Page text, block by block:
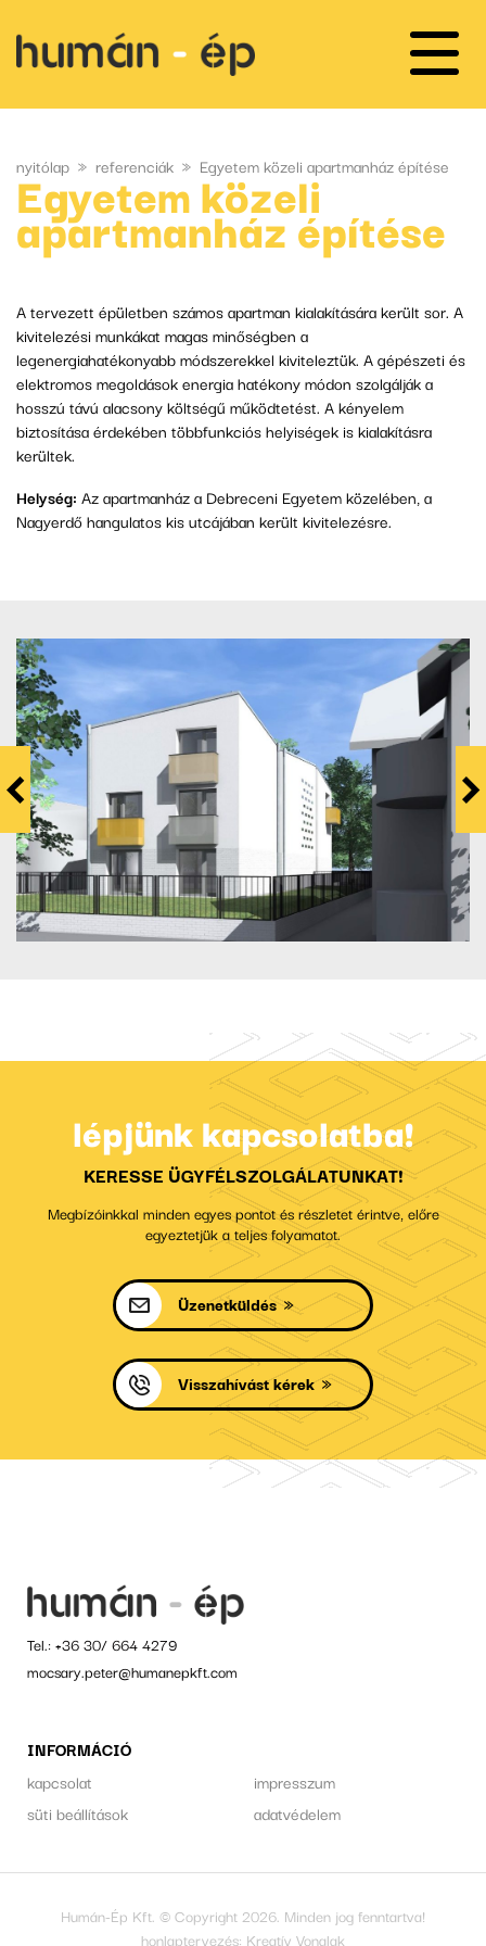
nyitólap » referenciák » Egyetem közeli apartmanház építése
Egyetem közeli
apartmanház építése
A tervezett épületben számos apartman kialakítására került sor. A
kivitelezési munkákat magas minőségben a
legenergiahatékonyabb módszerekkel kiviteleztük. A gépészeti és
elektromos megoldások energia hatékony módon szolgálják a
hosszú távú alacsony költségű működtetést. A kényelem
biztosítása érdekében többfunkciós helyiségek is kialakításra
kerültek.
Helység: Az apartmanház a Debreceni Egyetem közelében, a
Nagyerdő hangulatos kis utcájában került kivitelezésre.
< >
lépjünk kapcsolatba!
KERESSE ÜGYFÉLSZOLGÁLATUNKAT!
Megbízóinkkal minden egyes pontot és részletet érintve, előre
egyeztetjük a teljes folyamatot.
Üzenetküldés
Visszahívást kérek
Tel.:+36 30/ 664 4279
mocsary.peter@humanepkft.com
INFORMÁCIÓ
kapcsolat
impresszum
süti beállítások
adatvédelem
Humán-Ép Kft. © Copyright 2026. Minden jog fenntartva!
honlaptervezés: Kreatív Vonalak